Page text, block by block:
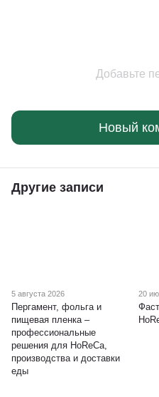
Добавьте
Новый
Другие записи
5 августа 2026
Пергамент, фольга и
пищевая пленка –
профессиональные
решения для HoReCa,
производства и доставки
еды
20